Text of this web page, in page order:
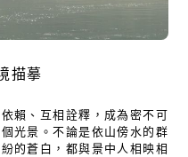
描摹
賴、互相詮釋，成為密不可
光景。不論是依山傍水的群
的蒼白，都與景中人相映相